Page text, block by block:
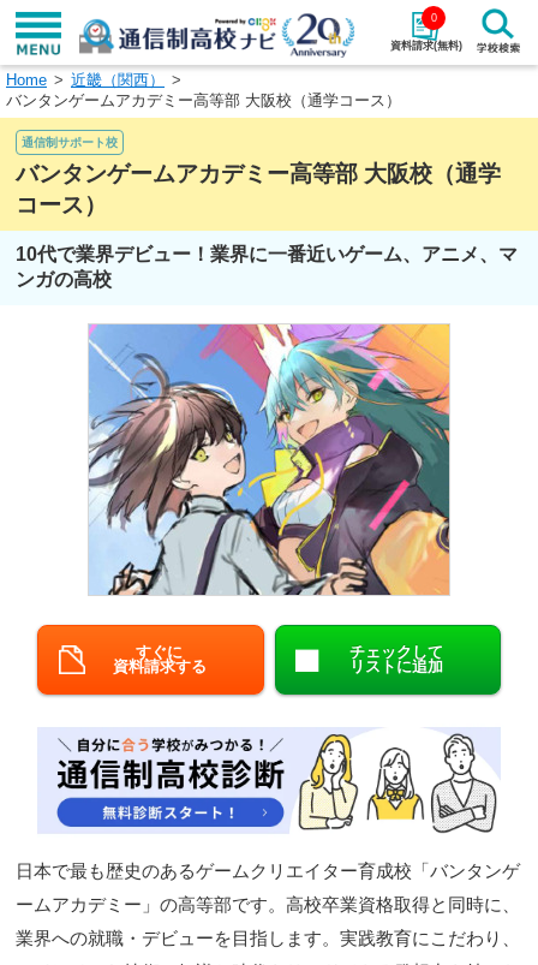
資料請求(無料)
0
学校名で探す
エリアから探す
エリアを選択して探す
北陸・甲信越
中国
九州・沖縄
閉じる
Home
近畿（関西）
バンタンゲームアカデミー高等部 大阪校（通学コース）
通信制サポート校
バンタンゲームアカデミー高等部 大阪校（通学
コース）
10代で業界デビュー！業界に一番近いゲーム、アニメ、マ
ンガの高校
すぐに
資料請求する
チェックして
リストに追加
日本で最も歴史のあるゲームクリエイター育成校「バンタンゲ
ームアカデミー」の高等部です。高校卒業資格取得と同時に、
業界への就職・デビューを目指します。実践教育にこだわり、